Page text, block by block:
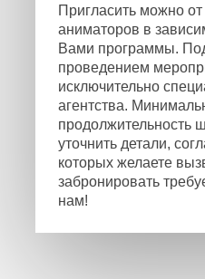
Пригласить можно
аниматоров в
Вами программы.
проведением
исключительно
агентства.
продолжительность
уточнить детали,
которых желаете
забронировать
нам!